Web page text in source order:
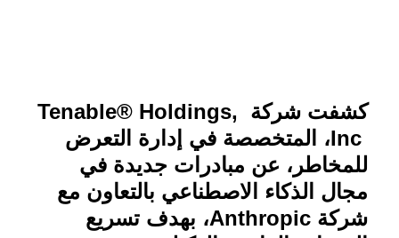
كشفت شركة
Tenable® Holdings,
Inc، المتخصصة في إدارة التعرض
للمخاطر، عن مبادرات جديدة في
مجال الذكاء الاصطناعي بالتعاون مع
شركة Anthropic، بهدف تسريع